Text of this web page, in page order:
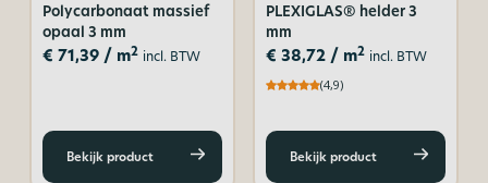
Polycarbonaat massief
opaal 3 mm
€ 71,39/ m2 incl. BTW
Bekijk product
PLEXIGLAS® helder 3
mm
€ 38,72/ m2 incl. BTW
(4,9)
Bekijk product